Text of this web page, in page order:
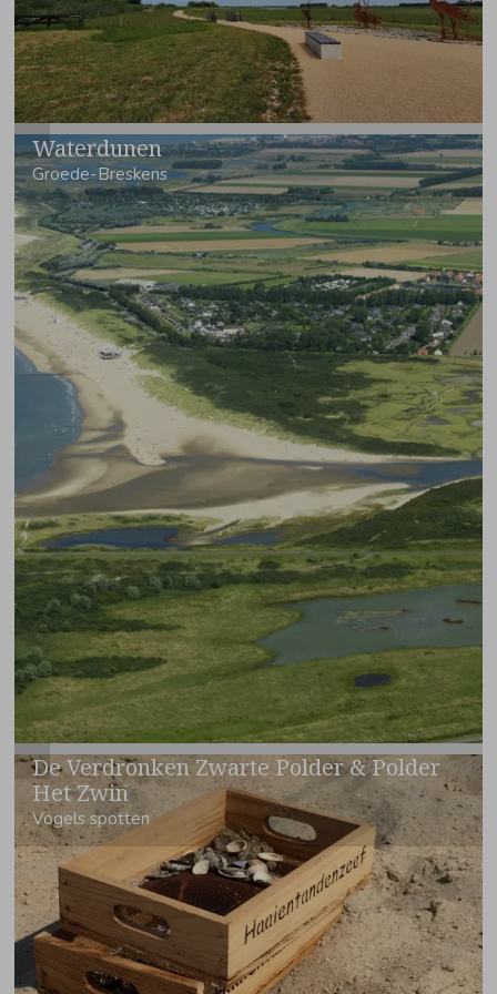
leuk maakt! Het park is goed bereikbaar en het
bezoekerscentrum geeft je handige tips om het meeste uit je
bezoek te halen.
Waterdunen
Groede-Breskens
Waterdunen is een jong en dynamisch natuurgebied waarzee,
duinen en polders samenkomen. Dagelijks stroomt hier met de
getijden mee het zeewater de polder in. Het is een paradijs
voorvogels, insecten en planten. Hier kun je over dijken
wandelen, door slikken en kreken struinen, en genieten van
het uitzicht over de Noordzee. Ideaal voorvogelaars,
fotografen en gezinnendie een avontuurlijke wandeling
willen maken.
De Verdronken Zwarte Polder & Polder
Het Zwin
Vogels spotten
Dit gebied laat zien hoe indrukwekkend de natuur het land kan
terugnemen. Hier levenzee- en weidevogelssamen met
grazende schapen en konikpaarden die het landschap open
houden. Het is een topbestemming voor wie vanvogels kijken
en fotografiehoudt.